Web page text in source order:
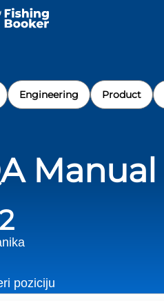
Engineering Product
Manual
poziciju